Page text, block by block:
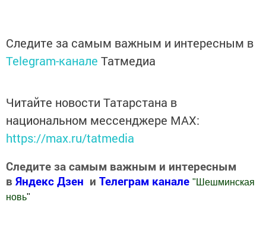
Следите за самым важным и интересным в
Telegram-канале Татмедиа
Читайте новости Татарстана в
национальном мессенджере MАХ:
https://max.ru/tatmedia
Следите за самым важным и интересным
в Яндекс Дзен и Телеграм канале " Шешминская
новь"